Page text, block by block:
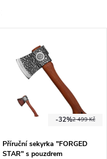
2 499 Kč
-32%
Příruční sekyrka "FORGED
STAR" s pouzdrem